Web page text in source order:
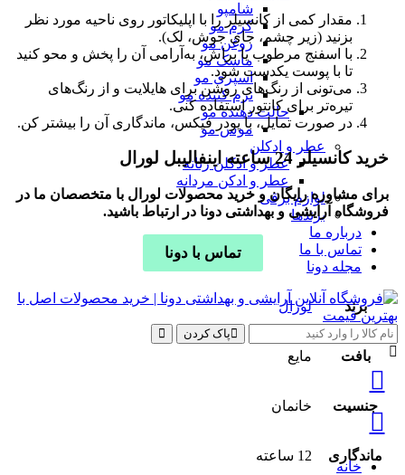
شامپو
کرم مو
روغن مو
ماسک مو
اسپری مو
نرم کننده مو
حالت دهنده مو
موس مو
عطر و ادکلن
عطر و ادکلن زنانه
عطر و ادکن مردانه
لوازم برقی
برندها
درباره ما
تماس با ما
مجله دونا
پاک کردن
خانه
مقدار کمی از کانسیلر را با اپلیکاتور روی ناحیه مورد نظر
بزنید (زیر چشم، جای جوش، لک).
با اسفنج مرطوب یا براش، به‌آرامی آن را پخش و محو کنید
تا با پوست یکدست شود.
می‌تونی از رنگ‌های روشن برای هایلایت و از رنگ‌های
تیره‌تر برای کانتور استفاده کنی.
در صورت تمایل، با پودر فیکس، ماندگاری آن را بیشتر کن.
خرید کانسیلر 24 ساعته اینفالیبل لورال
برای مشاوره رایگان و خرید محصولات لورال با متخصصان ما در
فروشگاه آرایشی و بهداشتی دونا در ارتباط باشید.
تماس با دونا
برند لورال
بافت مایع
جنسیت خانمان
ماندگاری 12 ساعته